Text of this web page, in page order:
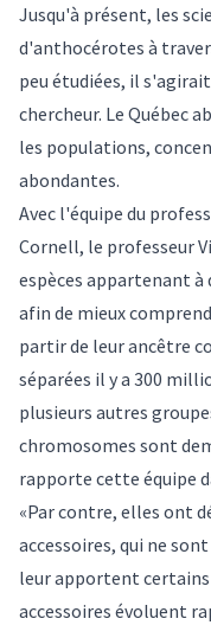
Jusqu'à présent, les
d'anthocérotes à
peu étudiées, il
chercheur. Le Québec
les populations,
abondantes.
Avec l'équipe du
Cornell, le professeur
espèces appartenant
afin de mieux
partir de leur ancêtre
séparées il y a 300
plusieurs autres
chromosomes sont
rapporte cette équipe
«Par contre, elles ont
accessoires, qui ne
leur apportent certains
accessoires évoluent